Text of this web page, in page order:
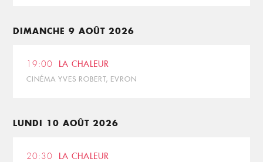
DIMANCHE 9 AOÛT 2026
19:00 LA CHALEUR
CINÉMA YVES ROBERT, EVRON
LUNDI 10 AOÛT 2026
20:30 LA CHALEUR